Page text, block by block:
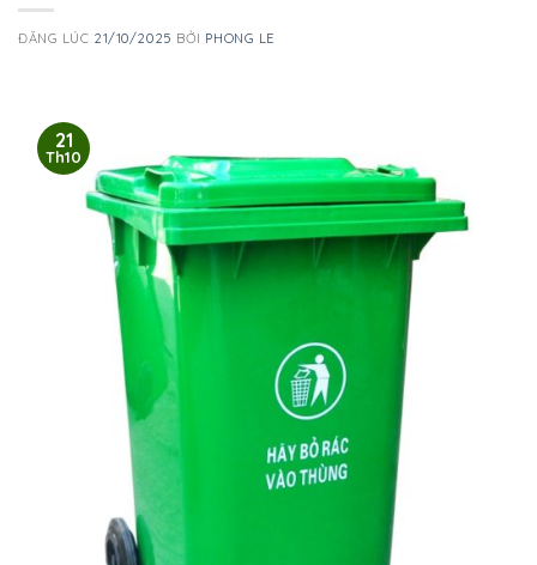
ĐĂNG LÚC 21/10/2025 BỞI PHONG LE
21
Th10